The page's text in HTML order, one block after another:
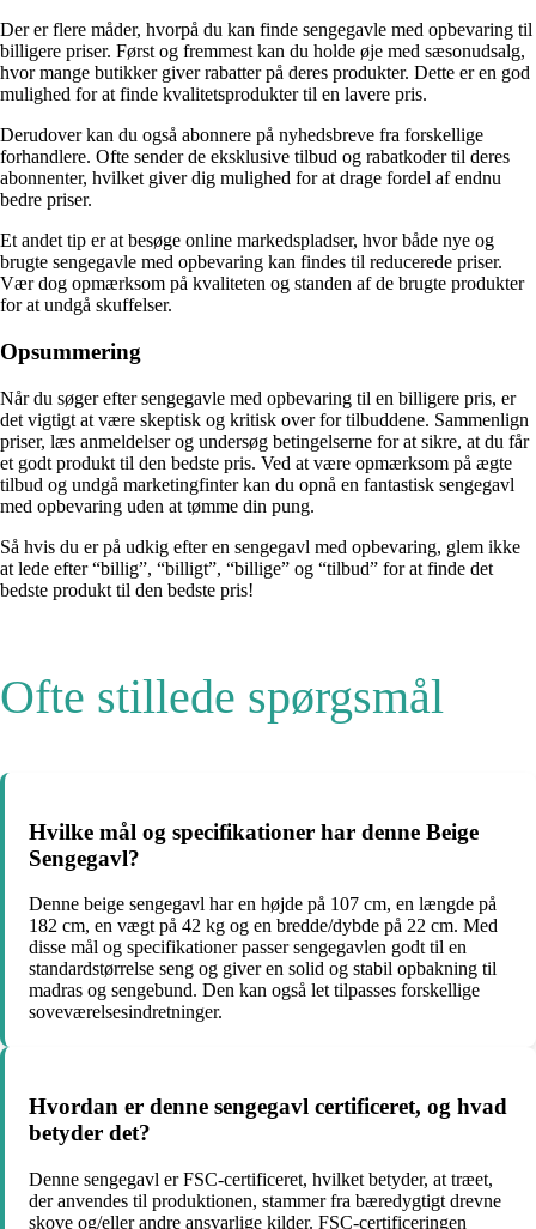
Der er flere måder, hvorpå du kan finde sengegavle med opbevaring til
billigere priser. Først og fremmest kan du holde øje med sæsonudsalg,
hvor mange butikker giver rabatter på deres produkter. Dette er en god
mulighed for at finde kvalitetsprodukter til en lavere pris.
Derudover kan du også abonnere på nyhedsbreve fra forskellige
forhandlere. Ofte sender de eksklusive tilbud og rabatkoder til deres
abonnenter, hvilket giver dig mulighed for at drage fordel af endnu
bedre priser.
Et andet tip er at besøge online markedspladser, hvor både nye og
brugte sengegavle med opbevaring kan findes til reducerede priser.
Vær dog opmærksom på kvaliteten og standen af de brugte produkter
for at undgå skuffelser.
Opsummering
Når du søger efter sengegavle med opbevaring til en billigere pris, er
det vigtigt at være skeptisk og kritisk over for tilbuddene. Sammenlign
priser, læs anmeldelser og undersøg betingelserne for at sikre, at du får
et godt produkt til den bedste pris. Ved at være opmærksom på ægte
tilbud og undgå marketingfinter kan du opnå en fantastisk sengegavl
med opbevaring uden at tømme din pung.
Så hvis du er på udkig efter en sengegavl med opbevaring, glem ikke
at lede efter “billig”, “billigt”, “billige” og “tilbud” for at finde det
bedste produkt til den bedste pris!
Ofte stillede spørgsmål
Hvilke mål og specifikationer har denne Beige
Sengegavl?
Denne beige sengegavl har en højde på 107 cm, en længde på
182 cm, en vægt på 42 kg og en bredde/dybde på 22 cm. Med
disse mål og specifikationer passer sengegavlen godt til en
standardstørrelse seng og giver en solid og stabil opbakning til
madras og sengebund. Den kan også let tilpasses forskellige
soveværelsesindretninger.
Hvordan er denne sengegavl certificeret, og hvad
betyder det?
Denne sengegavl er FSC-certificeret, hvilket betyder, at træet,
der anvendes til produktionen, stammer fra bæredygtigt drevne
skove og/eller andre ansvarlige kilder. FSC-certificeringen